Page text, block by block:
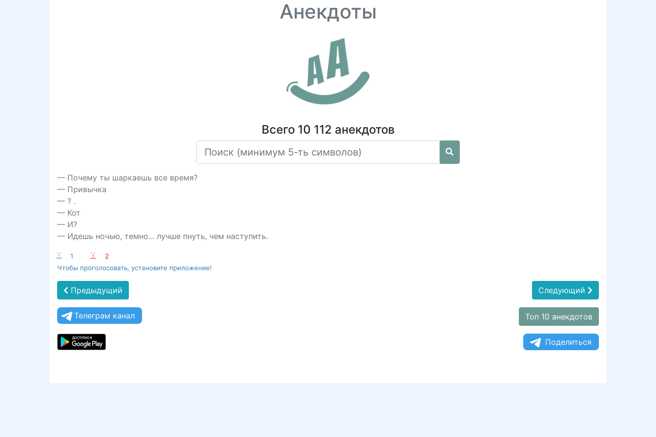
Анекдоты
Всего 10 112 анекдотов
— Почему ты шаркаешь все время?
— Привычка
— ? .
— Кот
— И?
— Идешь ночью, темно... лучше пнуть, чем наступить.
:-) 1 :-(
2
Чтобы проголосовать, установите приложение!
Предыдущий Следующий
Телеграм канал Топ 10 анекдотов
Поделиться